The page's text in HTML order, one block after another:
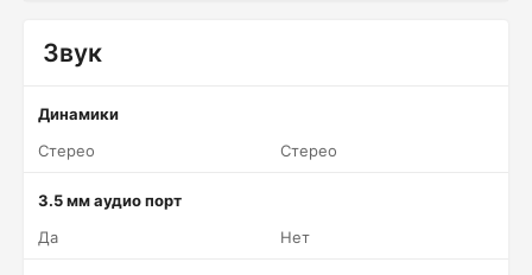
Звук
Динамики
Стерео
Стерео
3.5 мм аудио порт
Да
Нет